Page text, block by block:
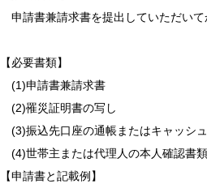
申請書兼請求書を提出していただいて
【必要書類】
(1)申請書兼請求書
(2)罹災証明書の写し
(3)振込先口座の通帳またはキャッシ
(4)世帯主または代理人の本人確認書類
【申請書と記載例】